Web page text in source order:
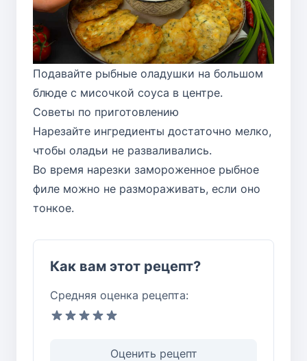
Подавайте рыбные оладушки на большом
блюде с мисочкой соуса в центре.
Советы по приготовлению
Нарезайте ингредиенты достаточно мелко,
чтобы оладьи не разваливались.
Во время нарезки замороженное рыбное
филе можно не размораживать, если оно
тонкое.
Как вам этот рецепт?
Средняя оценка рецепта:
Оценить рецепт